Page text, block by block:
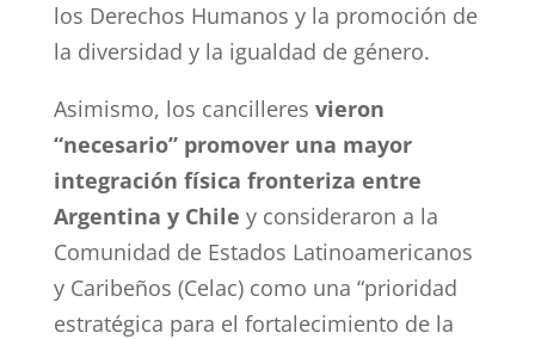
los Derechos Humanos y la promoción de
la diversidad y la igualdad de género.
Asimismo, los cancilleres vieron
“necesario” promover una mayor
integración física fronteriza entre
Argentina y Chile y consideraron a la
Comunidad de Estados Latinoamericanos
y Caribeños (Celac) como una “prioridad
estratégica para el fortalecimiento de la